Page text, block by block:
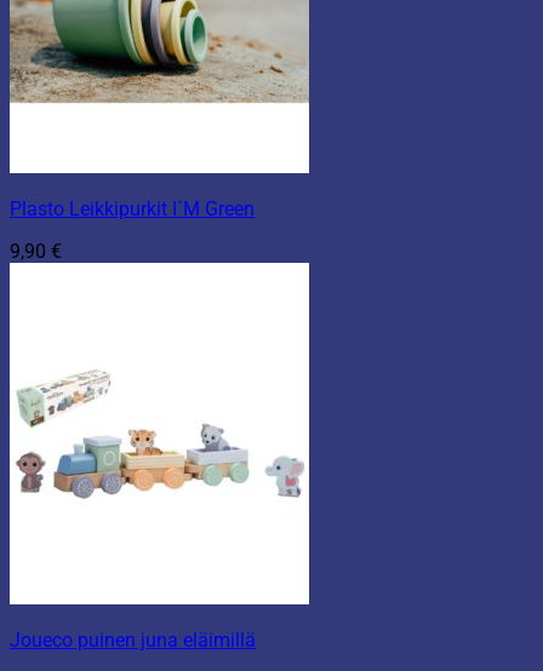
Plasto Leikkipurkit I´M Green
9,90 €
Joueco puinen juna eläimillä